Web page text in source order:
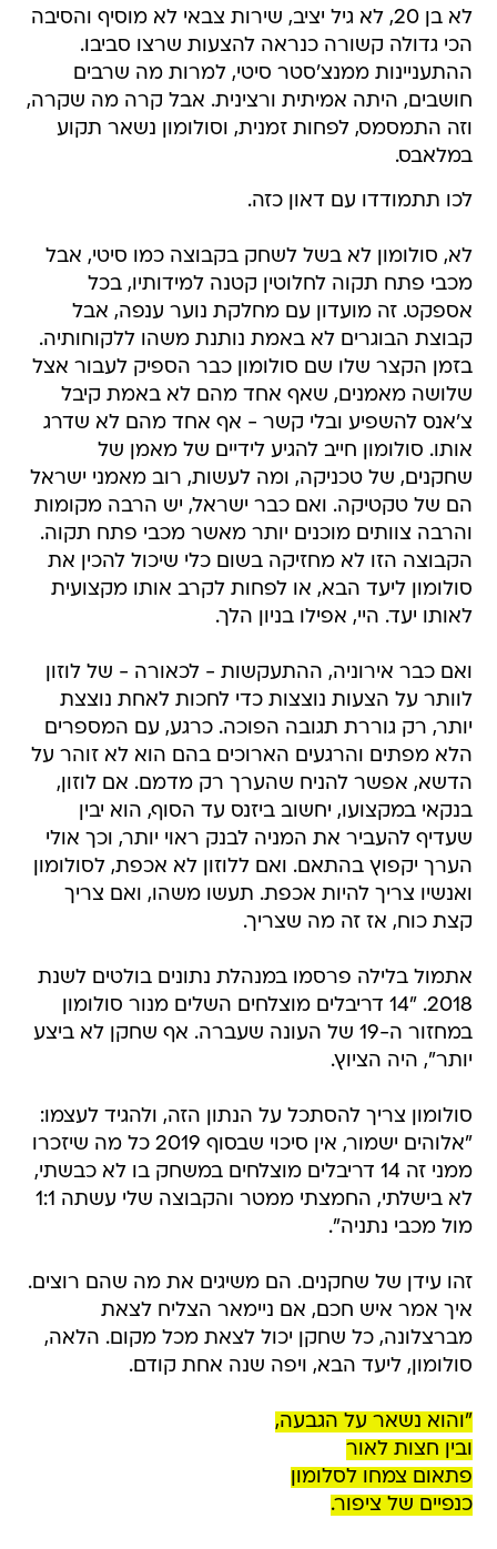
לא בן 20, לא גיל יציב, שירות צבאי לא מוסיף והסיבה
הכי גדולה קשורה כנראה להצעות שרצו סביבו.
ההתעניינות ממנצ'סטר סיטי, למרות מה שרבים
חושבים, היתה אמיתית ורצינית. אבל קרה מה שקרה,
וזה התמסמס, לפחות זמנית, וסולומון נשאר תקוע
במלאבס.
לכו תתמודדו עם דאון כזה.
לא, סולומון לא בשל לשחק בקבוצה כמו סיטי, אבל
מכבי פתח תקוה לחלוטין קטנה למידותיו, בכל
אספקט. זה מועדון עם מחלקת נוער ענפה, אבל
קבוצת הבוגרים לא באמת נותנת משהו ללקוחותיה.
בזמן הקצר שלו שם סולומון כבר הספיק לעבור אצל
שלושה מאמנים, שאף אחד מהם לא באמת קיבל
צ'אנס להשפיע ובלי קשר - אף אחד מהם לא שדרג
אותו. סולומון חייב להגיע לידיים של מאמן של
שחקנים, של טכניקה, ומה לעשות, רוב מאמני ישראל
הם של טקטיקה. ואם כבר ישראל, יש הרבה מקומות
והרבה צוותים מוכנים יותר מאשר מכבי פתח תקוה.
הקבוצה הזו לא מחזיקה בשום כלי שיכול להכין את
סולומון ליעד הבא, או לפחות לקרב אותו מקצועית
לאותו יעד. היי, אפילו בניון הלך.
ואם כבר אירוניה, ההתעקשות - לכאורה - של לוזון
לוותר על הצעות נוצצות כדי לחכות לאחת נוצצת
יותר, רק גוררת תגובה הפוכה. כרגע, עם המספרים
הלא מפתים והרגעים הארוכים בהם הוא לא זוהר על
הדשא, אפשר להניח שהערך רק מדמם. אם לוזון,
בנקאי במקצועו, יחשוב ביזנס עד הסוף, הוא יבין
שעדיף להעביר את המניה לבנק ראוי יותר, וכך אולי
הערך יקפוץ בהתאם. ואם ללוזון לא אכפת, לסולומון
ואנשיו צריך להיות אכפת. תעשו משהו, ואם צריך
קצת כוח, אז זה מה שצריך.
אתמול בלילה פרסמו במנהלת נתונים בולטים לשנת
2018. "14 דריבלים מוצלחים השלים מנור סולומון
במחזור ה-19 של העונה שעברה. אף שחקן לא ביצע
יותר", היה הציוץ.
סולומון צריך להסתכל על הנתון הזה, ולהגיד לעצמו:
"אלוהים ישמור, אין סיכוי שבסוף 2019 כל מה שיזכרו
ממני זה 14 דריבלים מוצלחים במשחק בו לא כבשתי,
לא בישלתי, החמצתי ממטר והקבוצה שלי עשתה 1:1
מול מכבי נתניה".
זהו עידן של שחקנים. הם משיגים את מה שהם רוצים.
איך אמר איש חכם, אם ניימאר הצליח לצאת
מברצלונה, כל שחקן יכול לצאת מכל מקום. הלאה,
סולומון, ליעד הבא, ויפה שנה אחת קודם.
"והוא נשאר על הגבעה,
ובין חצות לאור
פתאום צמחו לסלומון
כנפיים של ציפור.